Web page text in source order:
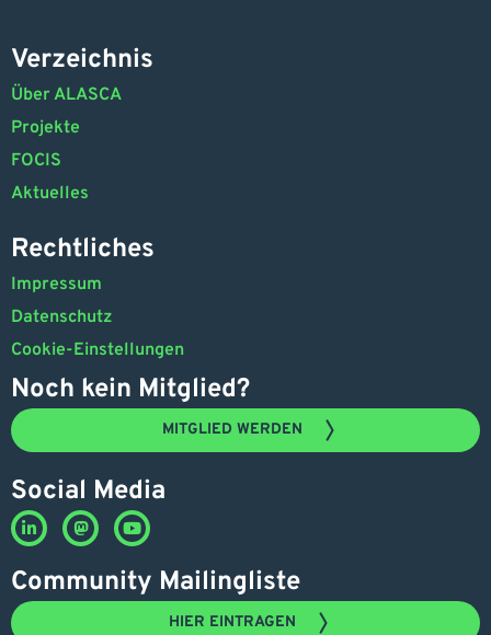
Verzeichnis
Über ALASCA
Projekte
FOCIS
Aktuelles
Rechtliches
Impressum
Datenschutz
Cookie-Einstellungen
Noch kein Mitglied?
MITGLIED WERDEN
Social Media
Community Mailingliste
HIER EINTRAGEN